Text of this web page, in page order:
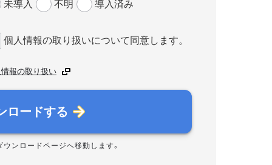
未導入 不明 導入済み
個人情報の取り扱いについて同意します。
報の取り扱い
ロードする
ウンロードページへ移動します。